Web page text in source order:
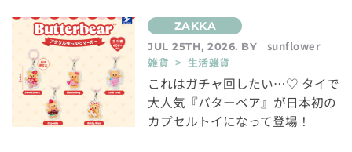
JUL 25TH, 2026. BY
sunflower
雑貨 > 生活雑貨
これはガチャ回したい…♡ タイで
大人気『バターベア』が日本初の
カプセルトイになって登場！